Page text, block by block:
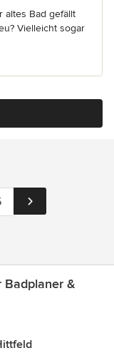
altes Bad gefällt
Vielleicht sogar
&